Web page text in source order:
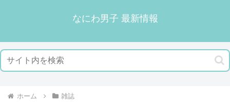
なにわ男子 最新情報
ホーム 雑誌